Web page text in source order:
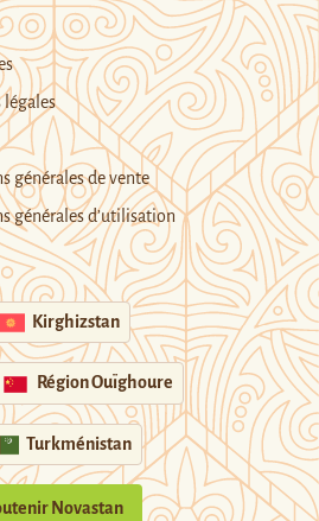
générales de vente
générales d’utilisation
Kirghizstan
Région Ouïghoure
Turkménistan
Novastan